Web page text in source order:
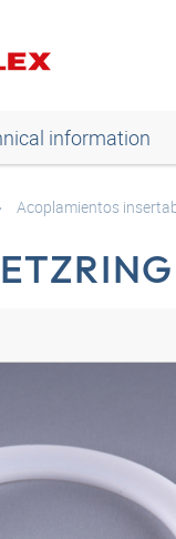
information
Acoplamientos